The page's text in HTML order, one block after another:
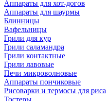
Аппараты для хот-догов
Аппараты для шаурмы
Блинницы
Вафельницы
Грили для кур
Грили саламандра
Грили контактные
Грили лавовые
Печи микроволновые
Аппараты пончиковые
Рисоварки и термосы для риса
Тостеры